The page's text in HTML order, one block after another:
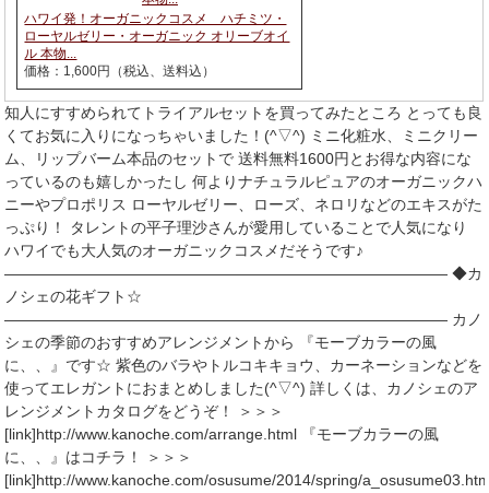
ハワイ発！オーガニックコスメ ハチミツ・
ローヤルゼリー・オーガニック オリーブオイ
ル 本物...
価格：1,600円（税込、送料込）
知人にすすめられてトライアルセットを買ってみたところ とっても良
くてお気に入りになっちゃいました！(^▽^) ミニ化粧水、ミニクリー
ム、リップバーム本品のセットで 送料無料1600円とお得な内容にな
っているのも嬉しかったし 何よりナチュラルピュアのオーガニックハ
ニーやプロポリス ローヤルゼリー、ローズ、ネロリなどのエキスがた
っぷり！ タレントの平子理沙さんが愛用していることで人気になり
ハワイでも大人気のオーガニックコスメだそうです♪
――――――――――――――――――――――――――――― ◆カ
ノシェの花ギフト☆
――――――――――――――――――――――――――――― カノ
シェの季節のおすすめアレンジメントから 『モーブカラーの風
に、、』です☆ 紫色のバラやトルコキキョウ、カーネーションなどを
使ってエレガントにおまとめしました(^▽^) 詳しくは、カノシェのア
レンジメントカタログをどうぞ！ ＞＞＞
[link]http://www.kanoche.com/arrange.html 『モーブカラーの風
に、、』はコチラ！ ＞＞＞
[link]http://www.kanoche.com/osusume/2014/spring/